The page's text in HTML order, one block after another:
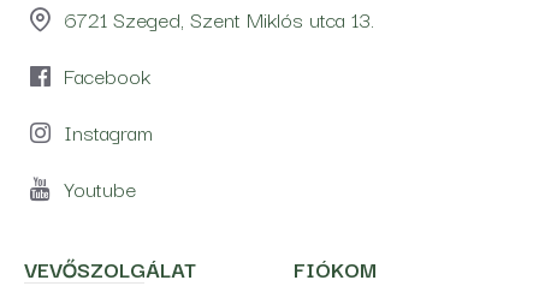
6721 Szeged, Szent Miklós utca 13.
Facebook
Instagram
Youtube
VEVŐSZOLGÁLAT
FIÓKOM